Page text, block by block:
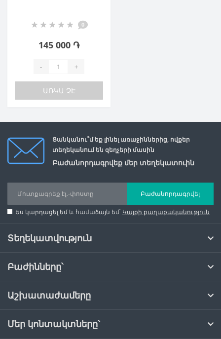
0
145 000 ֏
- +
ԱՌԿԱ ՉԷ
Ցանկանու՞մ եք լինել առաջիններից, ովքեր
տեղեկանում են զեղչերի մասին
Բաժանորդագրվեք մեր տեղեկատուին
Բաժանորդագրվել
Ես կարդացել եմ և համաձայն եմ՝ Կայքի քաղաքականություն
Տեղեկատվություն
Բաժինները՝
Աշխատաժամերը
Մեր կոնտակտները՝